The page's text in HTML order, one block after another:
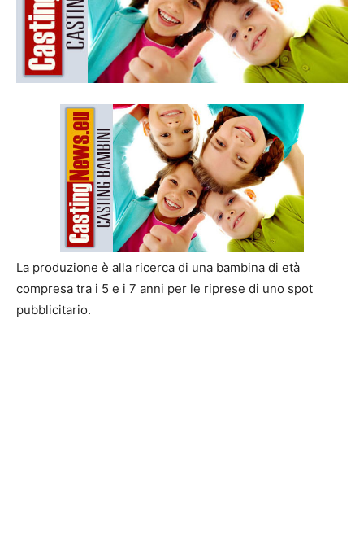
La produzione è alla ricerca di una bambina di età
compresa tra i 5 e i 7 anni per le riprese di uno spot
pubblicitario.